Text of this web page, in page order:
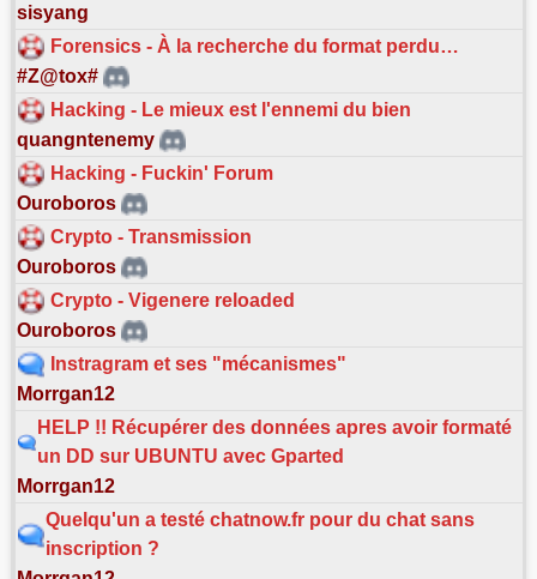
sisyang
Forensics - À la recherche du format perdu…
#Z@tox#
Hacking - Le mieux est l'ennemi du bien
quangntenemy
Hacking - Fuckin' Forum
Ouroboros
Crypto - Transmission
Ouroboros
Crypto - Vigenere reloaded
Ouroboros
Instragram et ses "mécanismes"
Morrgan12
HELP !! Récupérer des données apres avoir formaté
un DD sur UBUNTU avec Gparted
Morrgan12
Quelqu'un a testé chatnow.fr pour du chat sans
inscription ?